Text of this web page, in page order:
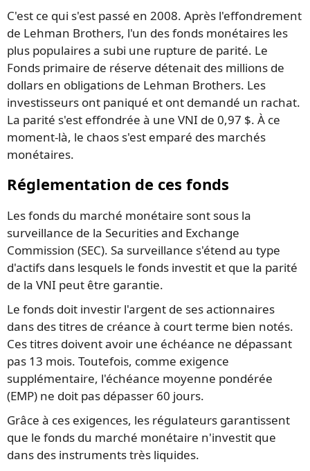
C'est ce qui s'est passé en 2008. Après l'effondrement
de Lehman Brothers, l'un des fonds monétaires les
plus populaires a subi une rupture de parité. Le
Fonds primaire de réserve détenait des millions de
dollars en obligations de Lehman Brothers. Les
investisseurs ont paniqué et ont demandé un rachat.
La parité s'est effondrée à une VNI de 0,97 $. À ce
moment-là, le chaos s'est emparé des marchés
monétaires.
Réglementation de ces fonds
Les fonds du marché monétaire sont sous la
surveillance de la Securities and Exchange
Commission (SEC). Sa surveillance s'étend au type
d'actifs dans lesquels le fonds investit et que la parité
de la VNI peut être garantie.
Le fonds doit investir l'argent de ses actionnaires
dans des titres de créance à court terme bien notés.
Ces titres doivent avoir une échéance ne dépassant
pas 13 mois. Toutefois, comme exigence
supplémentaire, l'échéance moyenne pondérée
(EMP) ne doit pas dépasser 60 jours.
Grâce à ces exigences, les régulateurs garantissent
que le fonds du marché monétaire n'investit que
dans des instruments très liquides.